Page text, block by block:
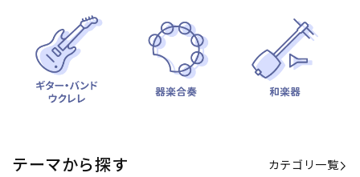
テーマから探す カテゴリ一覧